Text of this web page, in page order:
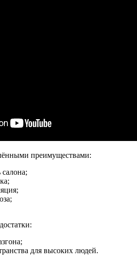
преимуществами:
для высоких людей.